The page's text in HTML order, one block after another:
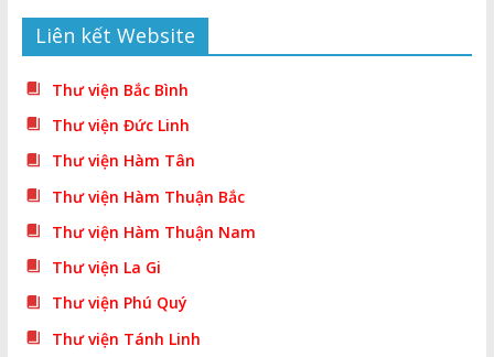
Liên kết Website
Thư viện Bắc Bình
Thư viện Đức Linh
Thư viện Hàm Tân
Thư viện Hàm Thuận Bắc
Thư viện Hàm Thuận Nam
Thư viện La Gi
Thư viện Phú Quý
Thư viện Tánh Linh